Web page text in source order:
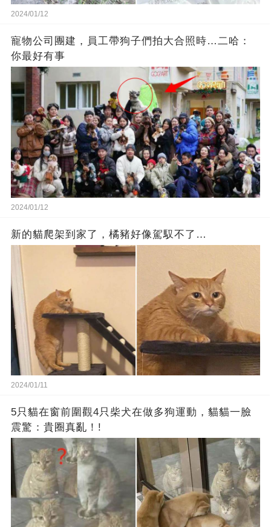
2024/01/12
寵物公司團建，員工帶狗子們拍大合照時…二哈：
你最好有事
2024/01/12
新的貓爬架到家了，橘豬好像駕馭不了…
2024/01/11
5只貓在窗前圍觀4只柴犬在做多狗運動，貓貓一臉
震驚：貴圈真亂！!